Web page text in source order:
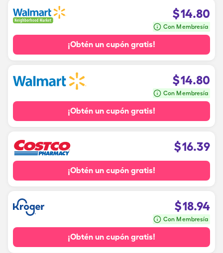
$14.80
Con Membresía
¡Obtén un cupón gratis!
$14.80
Con Membresía
¡Obtén un cupón gratis!
$16.39
¡Obtén un cupón gratis!
$18.94
Con Membresía
¡Obtén un cupón gratis!